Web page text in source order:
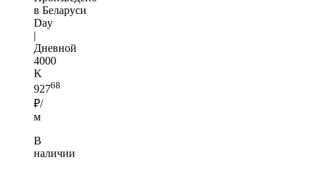
в Беларуси
Day
|
Дневной
4000
K
92768
₽/
м
В
наличии